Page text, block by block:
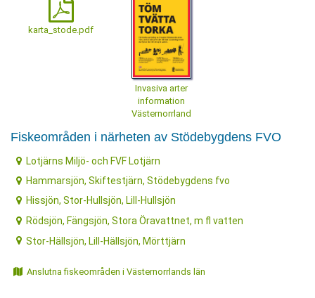
karta_stode.pdf
Invasiva arter
information
Västernorrland
Fiskeområden i närheten av Stödebygdens FVO
Lotjärns Miljö- och FVF Lotjärn
Hammarsjön, Skiftestjärn, Stödebygdens fvo
Hissjön, Stor-Hullsjön, Lill-Hullsjön
Rödsjön, Fängsjön, Stora Öravattnet, m fl vatten
Stor-Hällsjön, Lill-Hällsjön, Mörttjärn
Anslutna fiskeområden i Västernorrlands län